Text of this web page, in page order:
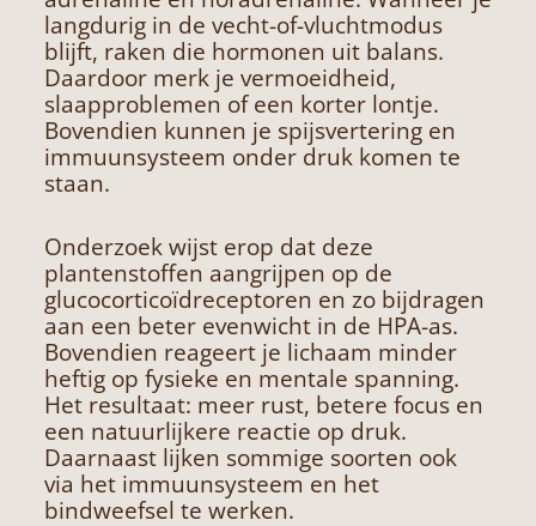
langdurig in de vecht-of-vluchtmodus
blijft, raken die hormonen uit balans.
Daardoor merk je vermoeidheid,
slaapproblemen of een korter lontje.
Bovendien kunnen je spijsvertering en
immuunsysteem onder druk komen te
staan.
Onderzoek wijst erop dat deze
plantenstoffen aangrijpen op de
glucocorticoïdreceptoren en zo bijdragen
aan een beter evenwicht in de HPA-as.
Bovendien reageert je lichaam minder
heftig op fysieke en mentale spanning.
Het resultaat: meer rust, betere focus en
een natuurlijkere reactie op druk.
Daarnaast lijken sommige soorten ook
via het immuunsysteem en het
bindweefsel te werken.